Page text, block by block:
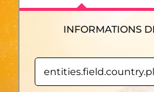
INFORMATIONS